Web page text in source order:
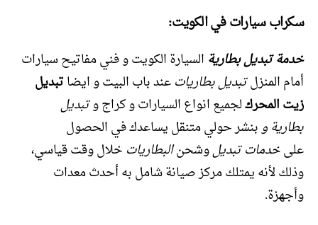
سكراب سيارات في الكويت:
خدمة تبديل بطارية السيارة الكويت و فني مفاتيح سيارات
أمام المنزلتبديل بطارياتعند باب البيت و ايضاتبديل
زيت المحركلجميع انواع السيارات و كراج وتبديل
بطاريةوبنشر حولي متنقل يساعدك في الحصول
علىخدمات تبديلوشحنالبطاريات خلال وقت قياسي،
وذلك لأنه يمتلك مركز صيانة شامل به أحدث معدات
وأجهزة.